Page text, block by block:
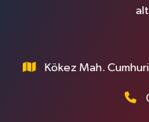
Kökez Mah.